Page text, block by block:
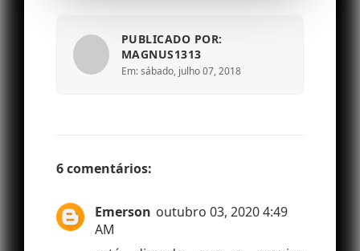
PUBLICADO POR:
MAGNUS1313
Em: sábado, julho 07, 2018
6 comentários:
Emerson outubro 03, 2020 4:49
AM